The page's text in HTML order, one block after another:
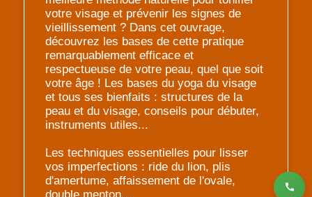
votre visage et prévenir les signes de
vieillissement ? Dans cet ouvrage,
découvrez les bases de cette pratique
remarquablement efficace et
respectueuse de votre peau, quel que soit
votre âge ! Les bases du yoga du visage
et tous ses bienfaits : structures de la
peau et du visage, conseils pour débuter,
instruments utiles...
Les techniques essentielles pour lisser
vos imperfections : ride du lion, plis
d'amertume, affaissement de l'ovale,